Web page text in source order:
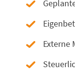
Externe